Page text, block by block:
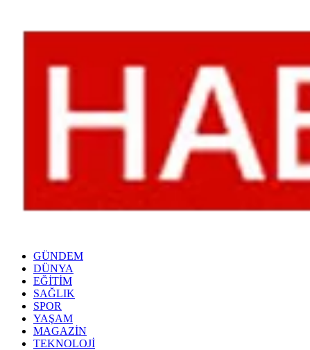
GÜNDEM
DÜNYA
EĞİTİM
SAĞLIK
SPOR
YAŞAM
MAGAZİN
TEKNOLOJİ